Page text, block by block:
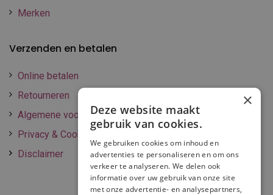
Merken
Verzenden en betalen
Online betalen
Retourneren
Algemene voorwaarden
Privacy & Cookie policy
Disclaimer
×
Deze website maakt
gebruik van cookies.
We gebruiken cookies om inhoud en
advertenties te personaliseren en om ons
verkeer te analyseren. We delen ook
informatie over uw gebruik van onze site
met onze advertentie- en analysepartners,